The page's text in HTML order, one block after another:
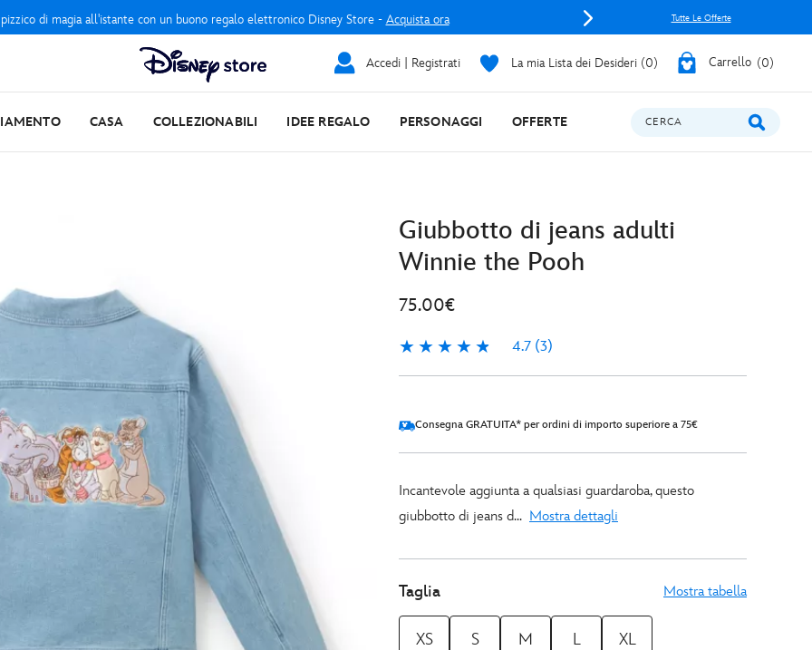
di magia all'istante con un buono regalo elettronico Disney Store - Acquista ora Tutte Le Offerte
Accedi | Registrati La mia Lista dei Desideri 0 Carrello 0
CASA COLLEZIONABILI IDEE REGALO PERSONAGGI OFFERTE CERCA
Giubbotto di jeans adulti
Winnie the Pooh
75.00€
4.7 (3)
4.7
Consegna GRATUITA* per ordini di importo superiore a 75€
Incantevole aggiunta a qualsiasi guardaroba, questo
giubbotto di jeans d... Mostra dettagli
Taglia Mostra tabella
XS S M L XL